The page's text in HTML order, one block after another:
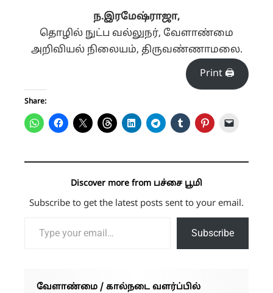
ந.இரமேஷ்ராஜா,
தொழில் நுட்ப வல்லுநர், வேளாண்மை
அறிவியல் நிலையம், திருவண்ணாமலை.
Print 🖨
Share:
Discover more from பச்சை பூமி
Subscribe to get the latest posts sent to your email.
Subscribe
வேளாண்மை / கால்நடை வளர்ப்பில்